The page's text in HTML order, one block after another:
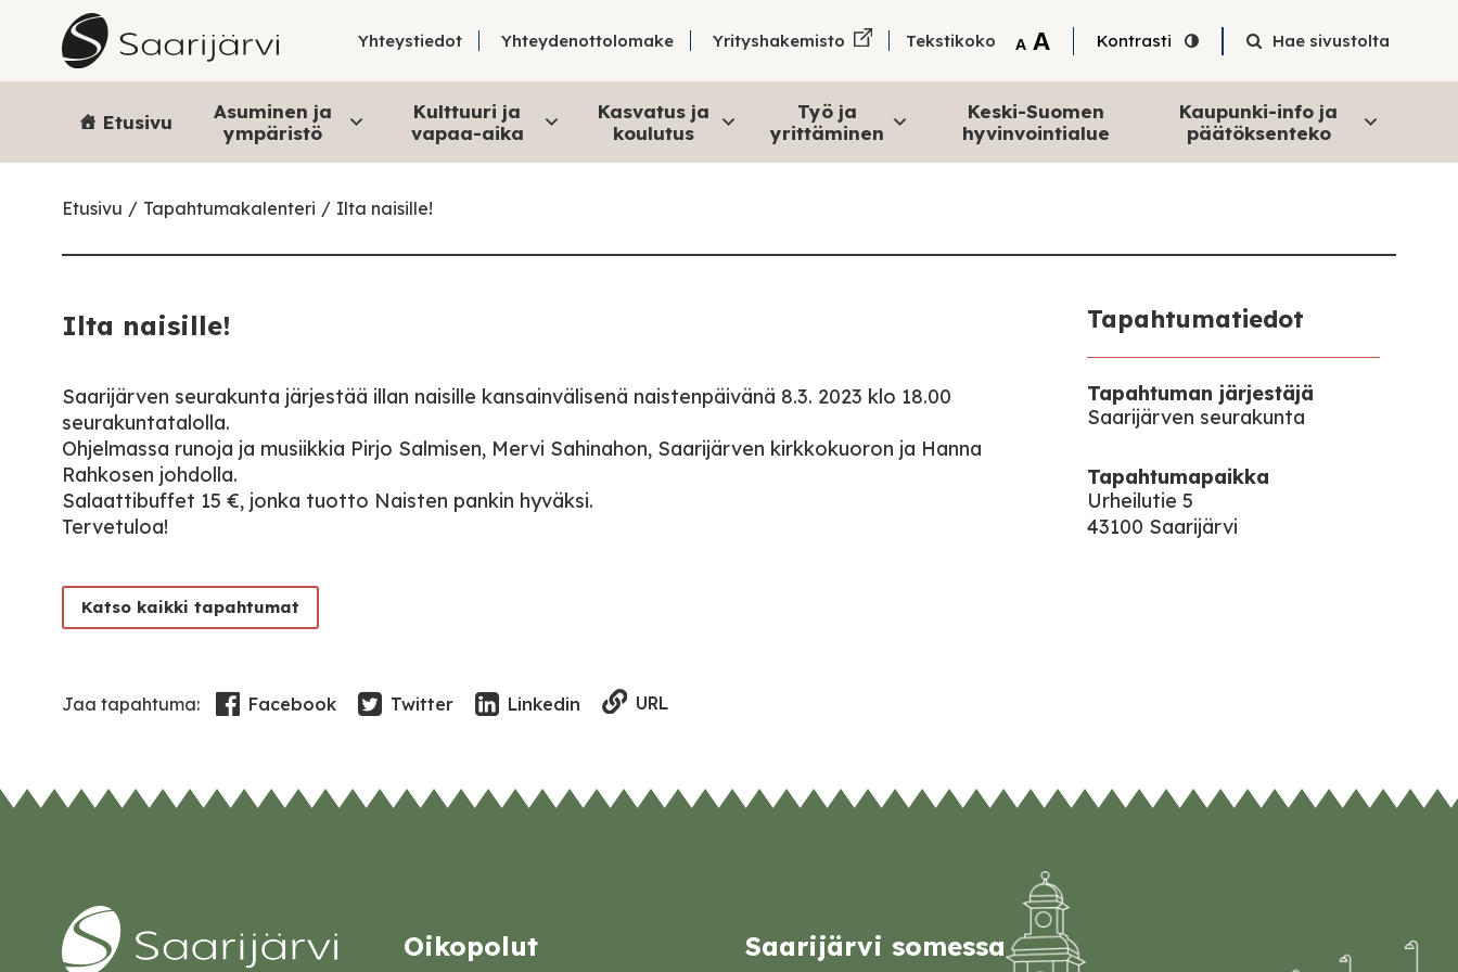
Skip to content
Yhteystiedot Yhteydenottolomake Yrityshakemisto Tekstikoko A Tekstin pienentäminen
A Tekstin suurentaminen
Kontrasti Hae sivustolta
Etusivu
Asuminen ja
ympäristö
Kulttuuri ja
vapaa-aika
Kasvatus ja
koulutus
Työ ja
yrittäminen
Keski-Suomen
hyvinvointialue
Kaupunki-info ja
päätöksenteko
Etusivu Tapahtumakalenteri Ilta naisille!
Ilta naisille!
Saarijärven seurakunta järjestää illan naisille kansainvälisenä naistenpäivänä 8.3. 2023 klo 18.00
seurakuntatalolla.
Ohjelmassa runoja ja musiikkia Pirjo Salmisen, Mervi Sahinahon, Saarijärven kirkkokuoron ja Hanna
Rahkosen johdolla.
Salaattibuffet 15 €, jonka tuotto Naisten pankin hyväksi.
Tervetuloa!
Tapahtumatiedot
Tapahtuman järjestäjä
Saarijärven seurakunta
Tapahtumapaikka
Urheilutie 5
43100 Saarijärvi
Katso kaikki tapahtumat
Jaa tapahtuma: Facebook Twitter Linkedin URL
Oikopolut Saarijärvi somessa